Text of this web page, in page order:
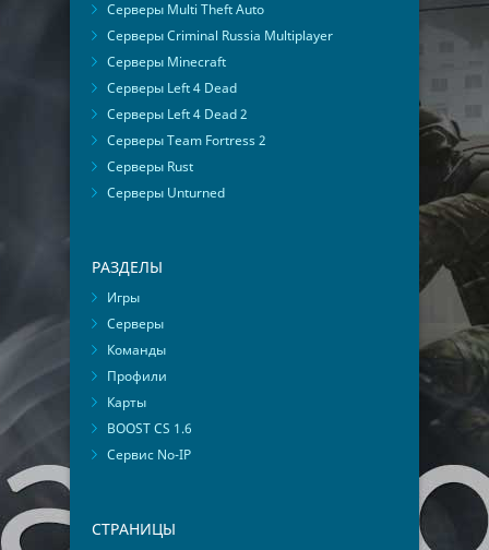
Серверы Multi Theft Auto
Серверы Criminal Russia Multiplayer
Серверы Minecraft
Серверы Left 4 Dead
Серверы Left 4 Dead 2
Серверы Team Fortress 2
Серверы Rust
Серверы Unturned
РАЗДЕЛЫ
Игры
Серверы
Команды
Профили
Карты
BOOST CS 1.6
Сервис No-IP
СТРАНИЦЫ